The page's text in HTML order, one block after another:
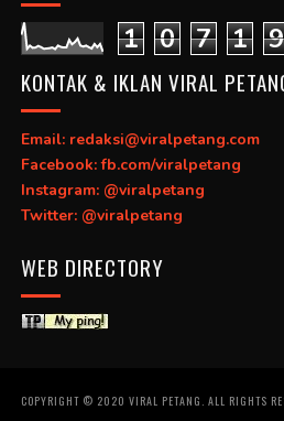
1 0 7 1 9
KONTAK & IKLAN VIRAL
Email: redaksi@viralpetang.com
Facebook: fb.com/viralpetang
Instagram: @viralpetang
Twitter: @viralpetang
WEB DIRECTORY
COPYRIGHT © 2020 VIRAL PETANG. ALL RIGHTS